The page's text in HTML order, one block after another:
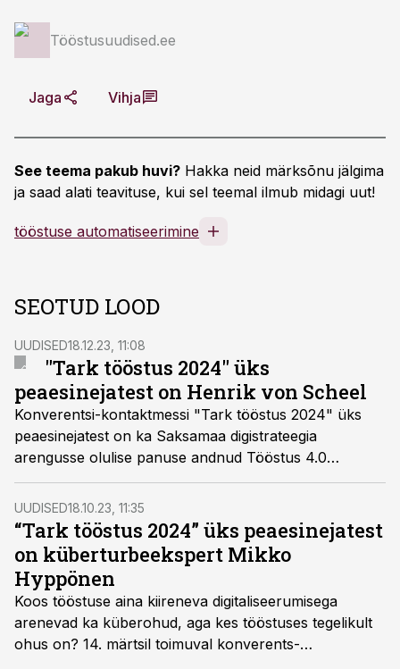
Tööstusuudised.ee
Jaga Vihja
See teema pakub huvi? Hakka neid märksõnu jälgima
ja saad alati teavituse, kui sel teemal ilmub midagi uut!
tööstuse automatiseerimine
SEOTUD LOOD
UUDISED18.12.23, 11:08
"Tark tööstus 2024" üks
peaesinejatest on Henrik von Scheel
Konverentsi-kontaktmessi "Tark tööstus 2024" üks
peaesinejatest on ka Saksamaa digistrateegia
arengusse olulise panuse andnud Tööstus 4.0
eestvedaja, strateeg, futurist ja suurkõneleja Henrik
von Scheel.
UUDISED18.10.23, 11:35
“Tark tööstus 2024” üks peaesinejatest
on küberturbeekspert Mikko
Hyppönen
Koos tööstuse aina kiireneva digitaliseerumisega
arenevad ka küberohud, aga kes tööstuses tegelikult
ohus on? 14. märtsil toimuval konverents-